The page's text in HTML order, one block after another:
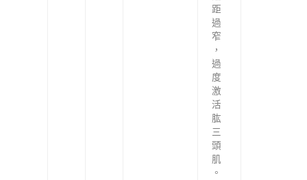
距
過
窄
，
過
度
激
活
肱
三
頭
肌
。